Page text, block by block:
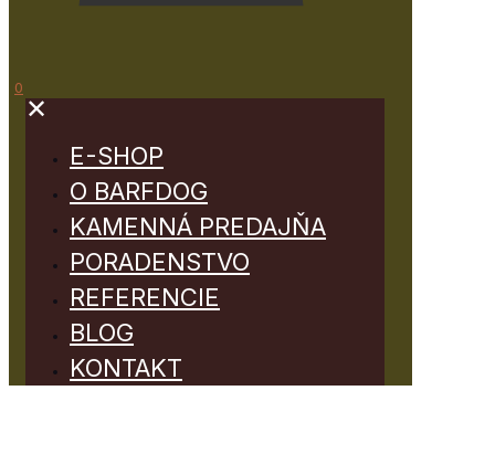
0
✕
E-SHOP
O BARFDOG
KAMENNÁ PREDAJŇA
PORADENSTVO
REFERENCIE
BLOG
KONTAKT